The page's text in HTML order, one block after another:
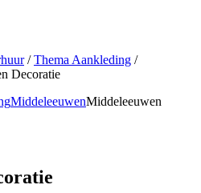
/Thema Aankleding /
Decoratie
MiddeleeuwenMiddeleeuwen